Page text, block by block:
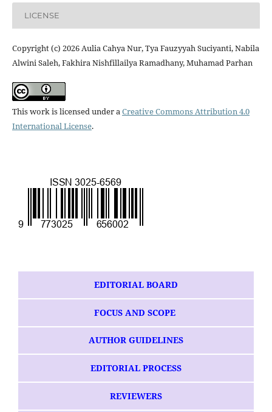
LICENSE
Copyright (c) 2026 Aulia Cahya Nur, Tya Fauzyyah Suciyanti, Nabila
Alwini Saleh, Fakhira Nishfillailya Ramadhany, Muhamad Parhan
This work is licensed under a Creative Commons Attribution 4.0
International License.
EDITORIAL BOARD
FOCUS AND SCOPE
AUTHOR GUIDELINES
EDITORIAL PROCESS
REVIEWERS